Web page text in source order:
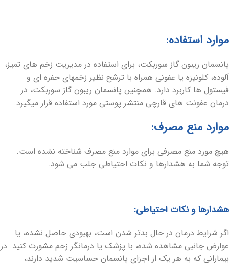
موارد استفاده:
پانسمان ریبون گاز سوربکت، برای استفاده در مدیریت زخم های تمیز،
آلوده، کلونیزه یا عفونی همراه با ترشح نظیر زخمهای حفره ای و
فیستول ها کاربرد دارد. همچنین پانسمان ریبون گاز سوربکت، در
درمان عفونت های قارچی منتشر پوستی مورد استفاده قرار میگیرد.
موارد منع مصرف:
هیچ مورد منع مصرفی برای موارد منع مصرف شناخته نشده است.
توجه شما به هشدارها و نکات احتیاطی جلب می شود.
هشدارها و نکات احتیاطی:
اگر شرایط درمان در حال بدتر شدن است، بهبودی حاصل نشده، یا
عوارض جانبی مشاهده شده، با پزشک یا درمانگر زخم مشورت کنید. در
بیمارانی که به هر یک از اجزای پانسمان حساسیت شدید دارند،